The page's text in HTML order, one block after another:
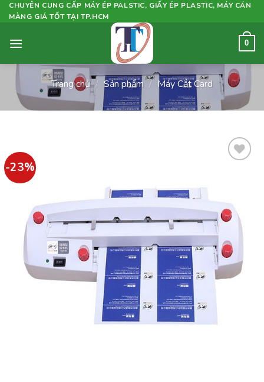
SkipCHUYÊN CUNG CẤP MÁY ÉP PALSTIC, GIẤY ÉP PLASTIC, MÁY CÁN
MÀNG GIÁ TỐT TẠI TP.HCM
0
Trang chủ / Sản phẩm / Máy Cắt Card
-23%